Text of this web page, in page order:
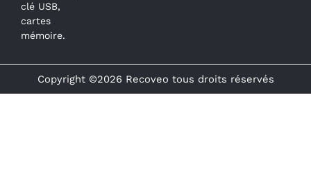
clé USB,
cartes
mémoire.
Copyright ©2026 Recoveo tous droits réservés